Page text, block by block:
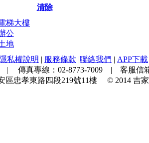
清除
梯大樓
公
地
隱私權說明 | 服務條款 |聯絡我們 | APP下載
| 傳真專線： 02-8773-7009 | 客服信
區忠孝東路四段219號11樓 © 2014 吉